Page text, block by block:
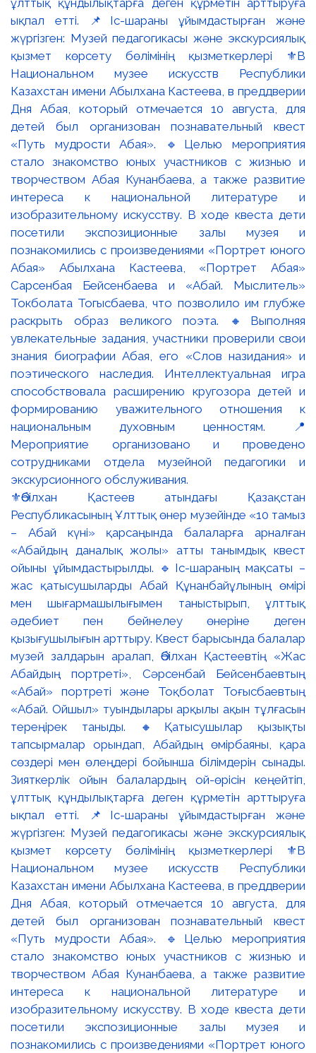
⚜️Әбілхан Қастеев атындағы Қазақстан
Республикасының Ұлттық өнер музейінде «10 тамыз
– Абай күні» қарсаңында балаларға арналған
«Абайдың даналық жолы» атты танымдық квест
ойыны ұйымдастырылды. 🔹Іс-шараның мақсаты –
жас қатысушыларды Абай Құнанбайұлының өмірі
мен шығармашылығымен таныстырып, ұлттық
әдебиет пен бейнелеу өнеріне деген
қызығушылығын арттыру. Квест барысында балалар
музей залдарын аралап, Әбілхан Қастеевтің «Жас
Абайдың портреті», Сәрсенбай Бейсенбаевтың
«Абай» портреті және Тоқболат Тоғысбаевтың
«Абай. Ойшыл» туындылары арқылы ақын тұлғасын
тереңірек таныды. 🔸Қатысушылар қызықты
тапсырмалар орындап, Абайдың өмірбаяны, қара
сөздері мен өлеңдері бойынша білімдерін сынады.
Зияткерлік ойын балалардың ой-өрісін кеңейтіп,
ұлттық құндылықтарға деген құрметін арттыруға
ықпал етті. 📌Іс-шараны ұйымдастырған және
жүргізген: Музей педагогикасы және экскурсиялық
қызмет көрсету бөлімінің қызметкерлері ⚜️В
Национальном музее искусств Республики
Казахстан имени Абылхана Кастеева, в преддверии
Дня Абая, который отмечается 10 августа, для
детей был организован познавательный квест
«Путь мудрости Абая». 🔹Целью мероприятия
стало знакомство юных участников с жизнью и
творчеством Абая Кунанбаева, а также развитие
интереса к национальной литературе и
изобразительному искусству. В ходе квеста дети
посетили экспозиционные залы музея и
познакомились с произведениями «Портрет юного